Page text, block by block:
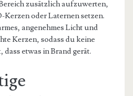
zusätzlich aufzuwerten,
oder Laternen setzen.
angenehmes Licht und
Kerzen, sodass du keine
dass etwas in Brand gerät.